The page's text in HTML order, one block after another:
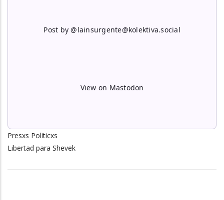
Post by @lainsurgente@kolektiva.social
View on Mastodon
Presxs Politicxs
Libertad para Shevek